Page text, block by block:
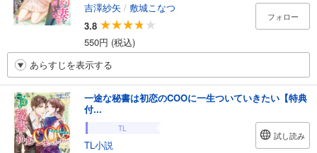
吉澤紗矢 / 敷城こなつ
3.8
550円 (税込)
フォロー
あらすじを表示する
一途な秘書は初恋のCOOに一生ついていきたい【特典
付...
TL
TL小説
試し読み